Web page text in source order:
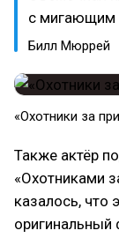
с мигающим
Билл Мюррей
«Охотники за
Также актёр
«Охотниками
казалось, что